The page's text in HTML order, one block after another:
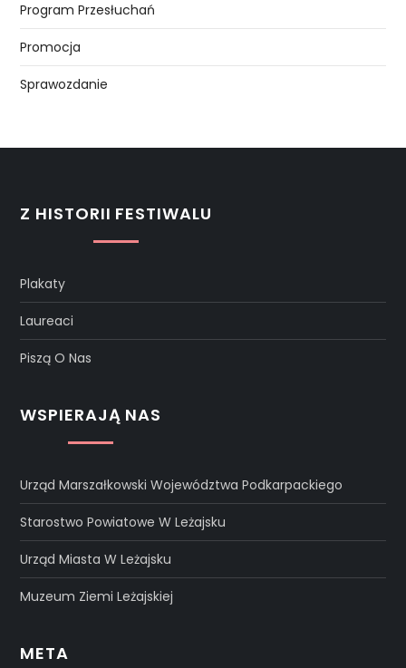
Program Przesłuchań
Promocja
Sprawozdanie
Z HISTORII FESTIWALU
Plakaty
Laureaci
Piszą O Nas
WSPIERAJĄ NAS
Urząd Marszałkowski Województwa Podkarpackiego
Starostwo Powiatowe W Leżajsku
Urząd Miasta W Leżajsku
Muzeum Ziemi Leżajskiej
META